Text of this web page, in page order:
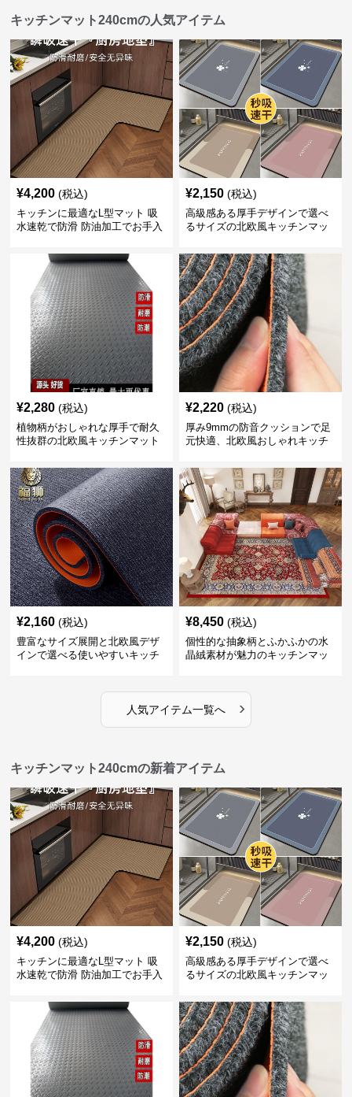
キッチンマット240cmの人気アイテム
¥4,200 (税込)
キッチンに最適なL型マット 吸
水速乾で防滑 防油加工でお手入
¥2,150 (税込)
高級感ある厚手デザインで選べ
るサイズの北欧風キッチンマッ
¥2,280 (税込)
植物柄がおしゃれな厚手で耐久
性抜群の北欧風キッチンマット
¥2,220 (税込)
厚み9mmの防音クッションで足
元快適、北欧風おしゃれキッチ
¥2,160 (税込)
豊富なサイズ展開と北欧風デザ
インで選べる使いやすいキッチ
¥8,450 (税込)
個性的な抽象柄とふかふかの水
晶絨素材が魅力のキッチンマッ
人気アイテム一覧へ ›
キッチンマット240cmの新着アイテム
¥4,200 (税込)
キッチンに最適なL型マット 吸
水速乾で防滑 防油加工でお手入
¥2,150 (税込)
高級感ある厚手デザインで選べ
るサイズの北欧風キッチンマッ